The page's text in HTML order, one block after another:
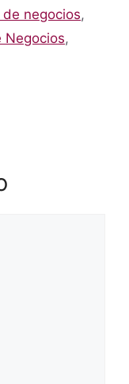
de negocios,
Negocios,